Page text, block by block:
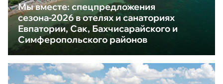
Мы вместе: спецпредложения
сезона-2026 в отелях и санаториях
Евпатории, Сак, Бахчисарайского и
Симферопольского районов